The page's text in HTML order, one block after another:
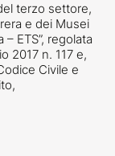
terzo settore,
e dei Musei
– ETS”, regolata
2017 n. 117 e,
Civile e